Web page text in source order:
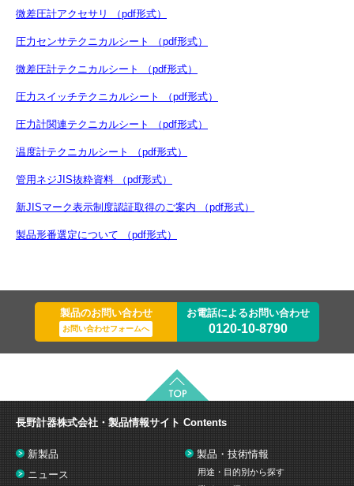
微差圧計アクセサリ （pdf形式）
圧力センサテクニカルシート （pdf形式）
微差圧計テクニカルシート （pdf形式）
圧力スイッチテクニカルシート （pdf形式）
圧力計関連テクニカルシート （pdf形式）
温度計テクニカルシート （pdf形式）
管用ネジJIS抜粋資料 （pdf形式）
新JISマーク表示制度認証取得のご案内 （pdf形式）
製品形番選定について （pdf形式）
製品のお問い合わせ
お問い合わせフォームへ
お電話によるお問い合わせ
0120-10-8790
長野計器株式会社・製品情報サイト Contents
新製品
ニュース
製品・技術情報
用途・目的別から探す